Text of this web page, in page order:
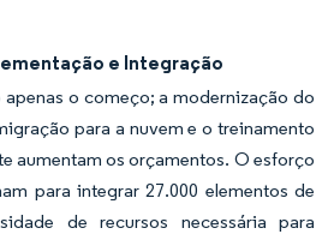
e Integração
apenas o começo; a modernização do
para a nuvem e o treinamento
aumentam os orçamentos. O esforço
para integrar 27.000 elementos de
de recursos necessária para